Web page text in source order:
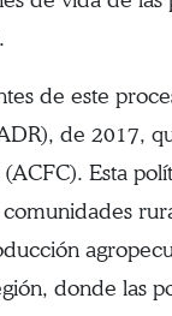
de este
de 2017,
Esta
comunidades
donde las